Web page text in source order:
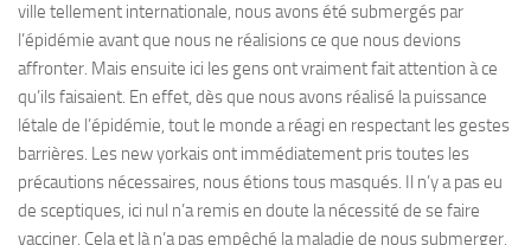
ville tellement internationale, nous avons été submergés par
l’épidémie avant que nous ne réalisions ce que nous devions
affronter. Mais ensuite ici les gens ont vraiment fait attention à ce
qu’ils faisaient. En effet, dès que nous avons réalisé la puissance
létale de l’épidémie, tout le monde a réagi en respectant les gestes
barrières. Les new yorkais ont immédiatement pris toutes les
précautions nécessaires, nous étions tous masqués. Il n’y a pas eu
de sceptiques, ici nul n’a remis en doute la nécessité de se faire
vacciner. Cela et là n’a pas empêché la maladie de nous submerger,